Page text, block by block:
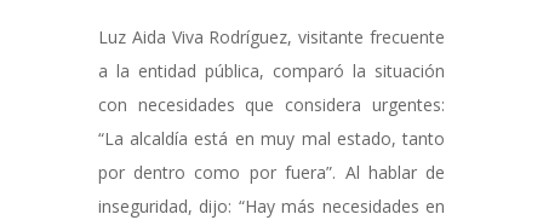
Luz Aida Viva Rodríguez, visitante frecuente
a la entidad pública, comparó la situación
con necesidades que considera urgentes:
“La alcaldía está en muy mal estado, tanto
por dentro como por fuera”. Al hablar de
inseguridad, dijo: “Hay más necesidades en